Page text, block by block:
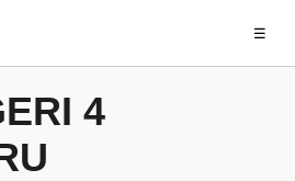
☰
4